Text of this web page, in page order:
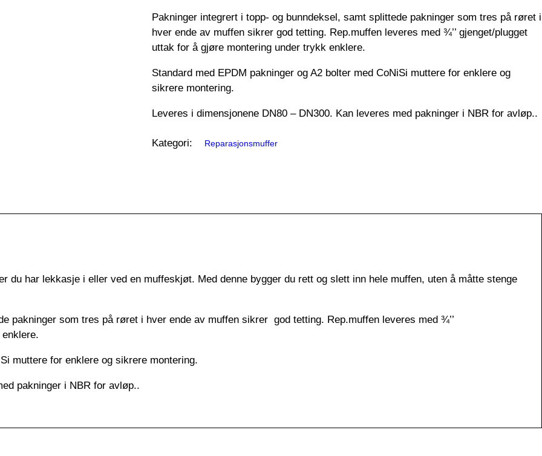
Pakninger integrert i topp- og bunndeksel, samt splittede pakninger som tres på røret i
hver ende av muffen sikrer god tetting. Rep.muffen leveres med ¾’’ gjenget/plugget
uttak for å gjøre montering under trykk enklere.
Standard med EPDM pakninger og A2 bolter med CoNiSi muttere for enklere og
sikrere montering.
Leveres i dimensjonene DN80 – DN300. Kan leveres med pakninger i NBR for avløp..
Kategori: Reparasjonsmuffer
du har lekkasje i eller ved en muffeskjøt. Med denne bygger du rett og slett inn hele muffen, uten å måtte stenge
pakninger som tres på røret i hver ende av muffen sikrer god tetting. Rep.muffen leveres med ¾’’
muttere for enklere og sikrere montering.
pakninger i NBR for avløp..